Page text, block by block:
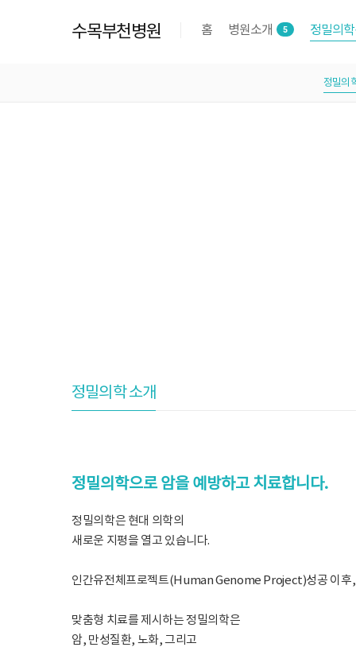
수목부천병원 홈 병원소개 5 정밀의
정밀의
정밀의학 소개
정밀의학으로 암을 예방하고 치료합니다.
정밀의학은 현대 의학의
새로운 지평을 열고 있습니다.
인간유전체프로젝트(Human Genome Project)성공 이후,
맞춤형 치료를 제시하는 정밀의학은
암, 만성질환, 노화, 그리고